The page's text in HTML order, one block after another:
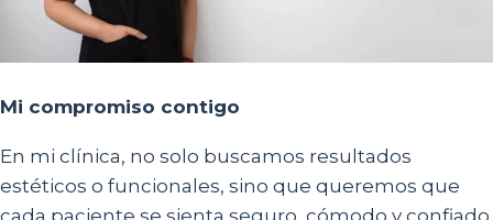
Mi compromiso contigo
En mi clínica, no solo buscamos resultados
estéticos o funcionales, sino que queremos que
cada paciente se sienta seguro, cómodo y confiado